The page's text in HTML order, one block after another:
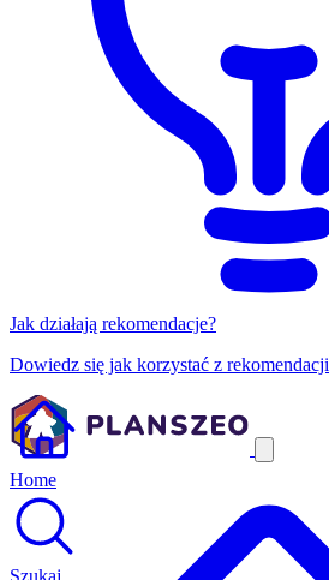
Jak działają rekomendacje?
Dowiedz się jak korzystać z rekomendacji
Home
Szukaj